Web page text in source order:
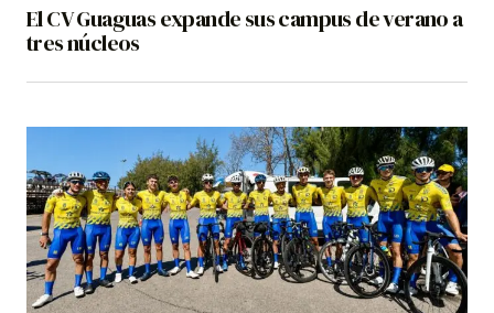
El CV Guaguas expande sus campus de verano a
tres núcleos